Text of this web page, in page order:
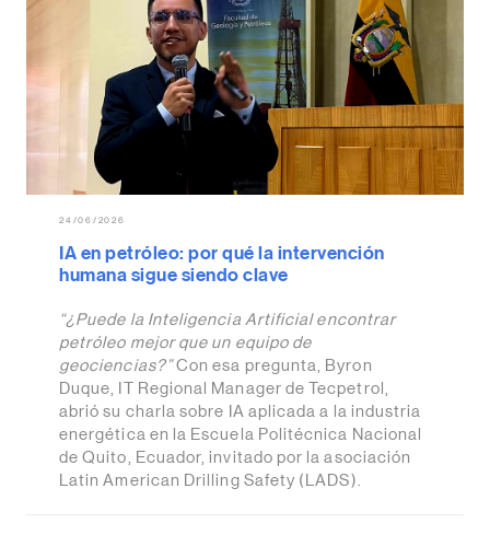
24/06/2026
IA en petróleo: por qué la intervención
humana sigue siendo clave
“¿Puede la Inteligencia Artificial encontrar
petróleo mejor que un equipo de
geociencias?”Con esa pregunta, Byron
Duque, IT Regional Manager de Tecpetrol,
abrió su charla sobre IA aplicada a la industria
energética en la Escuela Politécnica Nacional
de Quito, Ecuador, invitado por la asociación
Latin American Drilling Safety (LADS).